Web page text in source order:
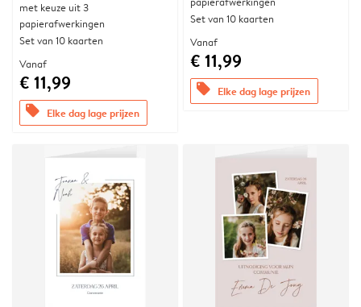
met keuze uit 3
papierafwerkingen
Set van 10 kaarten
Vanaf
€ 11,99
offers Elke dag lage prijzen
Set van 10 kaarten
Vanaf
€ 11,99
offers Elke dag lage prijzen